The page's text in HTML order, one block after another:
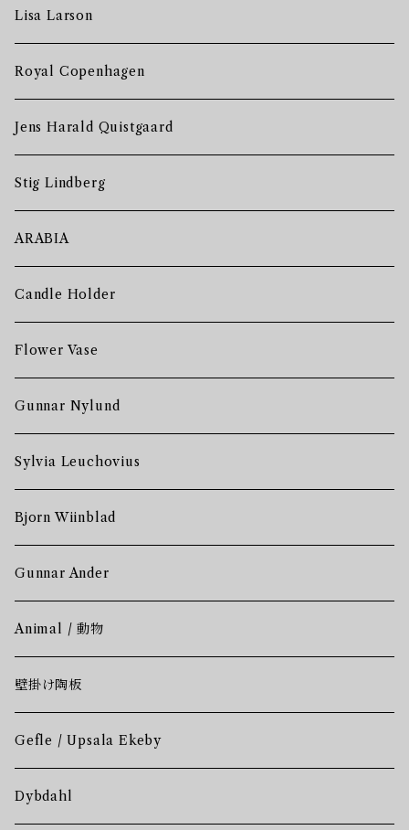
Lisa Larson
Royal Copenhagen
Jens Harald Quistgaard
Stig Lindberg
ARABIA
Candle Holder
Flower Vase
Gunnar Nylund
Sylvia Leuchovius
Bjorn Wiinblad
Gunnar Ander
Animal / 動物
壁掛け陶板
Gefle / Upsala Ekeby
Dybdahl